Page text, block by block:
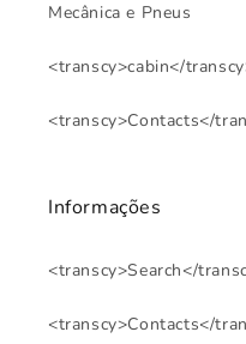
Mecânica e Pneus
<transcy>cabin</
<transcy>Contacts</
Informações
<transcy>Search</
<transcy>Contacts</